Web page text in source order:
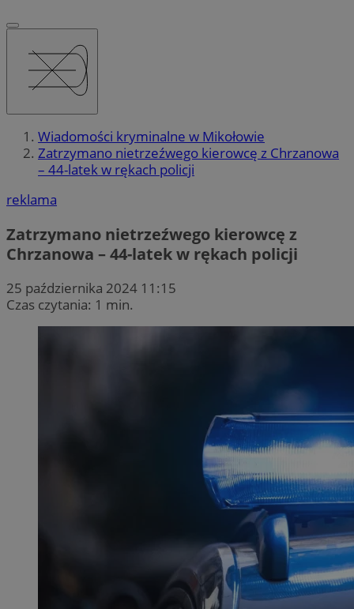
Wiadomości kryminalne w Mikołowie
Zatrzymano nietrzeźwego kierowcę z Chrzanowa
– 44-latek w rękach policji
reklama
Zatrzymano nietrzeźwego kierowcę z
Chrzanowa – 44-latek w rękach policji
25 października 2024 11:15
Czas czytania: 1 min.